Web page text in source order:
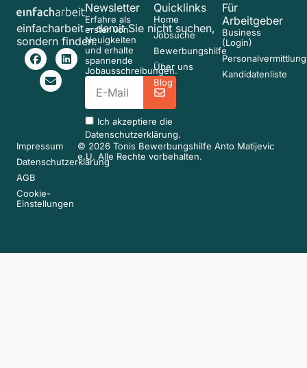
einfacharbeit – damit Sie nicht suchen,
sondern finden.
Quicklinks
Home
Jobsuche
Bewerbungshilfe
Über uns
Blog
Für
Arbeitgeber
Business
(Login)
Personalvermittlung
Kandidatenliste
Newsletter
Erfahre als
erster von
Neuigkeiten
und erhalte
spannende
Jobausschreibungen.
Ich akzeptiere die
Datenschutzerklärung.
© 2026 Tonis Bewerbungshilfe Anto Matijevic
e.U. Alle Rechte vorbehalten.
Impressum
Datenschutzerklärung
AGB
Cookie-
Einstellungen